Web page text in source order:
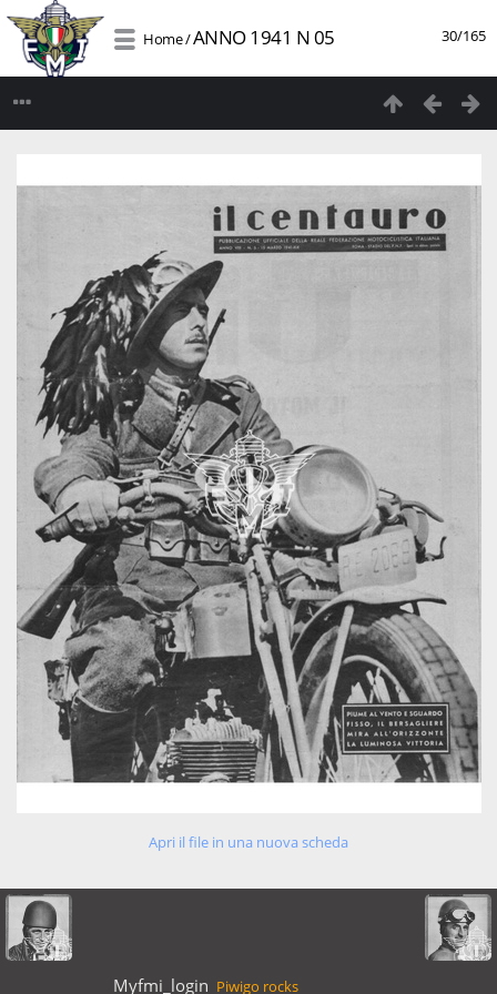
30/165
Home/ANNO 1941 N 05
Apri il file in una nuova scheda
Myfmi_login Piwigo rocks